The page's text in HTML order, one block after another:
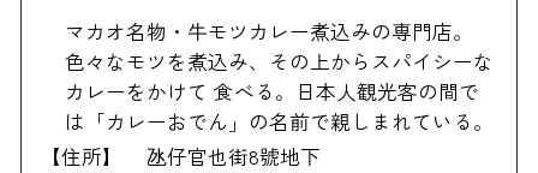
マカオ名物・牛モツカレー煮込みの専門店。
色々なモツを煮込み、その上からスパイシーな
カレーをかけて 食べる。日本人観光客の間で
は「カレーおでん」の名前で親しまれている。
【住所】
氹仔官也街8號地下